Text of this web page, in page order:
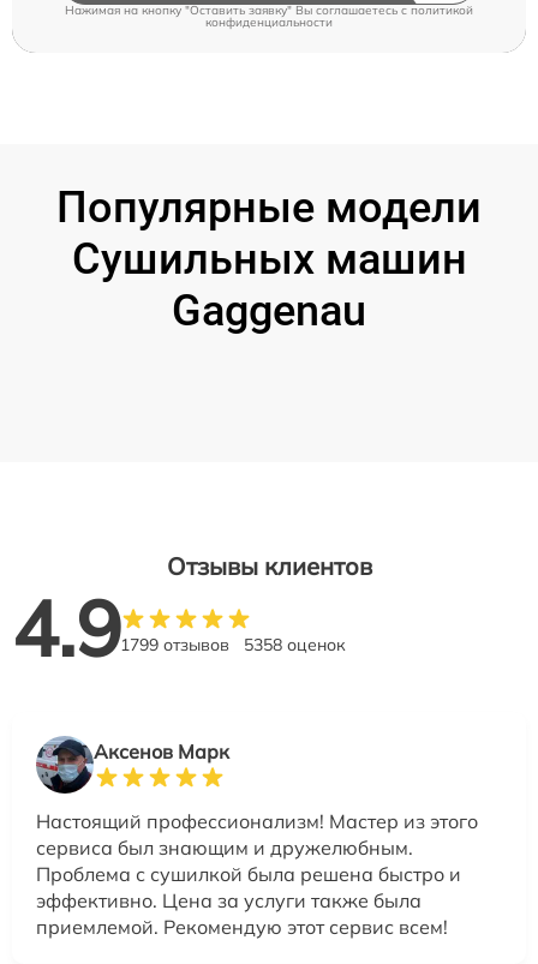
Нажимая на кнопку "Оставить заявку" Вы соглашаетесь cполитикой
конфиденциальности
Популярные модели
Сушильных машин
Gaggenau
Отзывы клиентов
4.91799 отзывов 5358 оценок
Аксенов Марк
Настоящий профессионализм! Мастер из этого
сервиса был знающим и дружелюбным.
Проблема с сушилкой была решена быстро и
эффективно. Цена за услуги также была
приемлемой. Рекомендую этот сервис всем!